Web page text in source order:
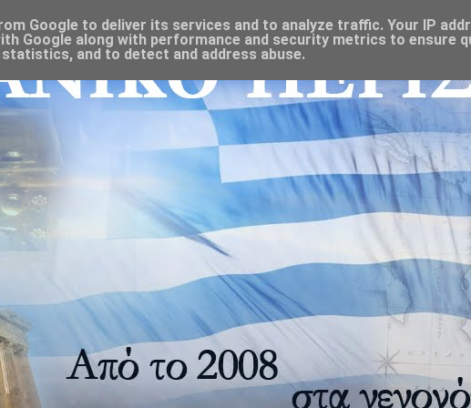
Google to deliver its services and to analyze traffic. Your IP
Google along with performance and security metrics to ensure
and to detect and address abuse.